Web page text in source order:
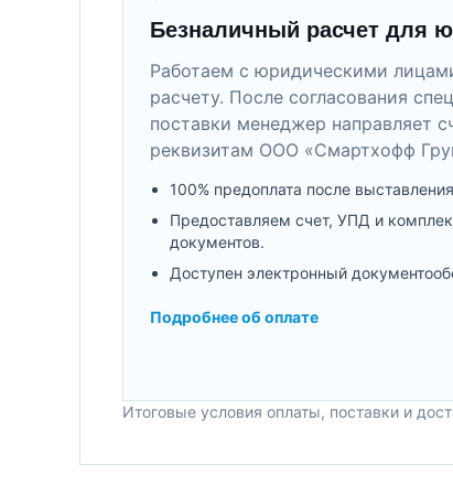
Безналичный расчет для
Работаем с юридическими
расчету. После согласования
поставки менеджер направляет
реквизитам ООО «Смартхофф
100% предоплата после
Предоставляем счет, УПД и
документов.
Доступен электронный
Подробнее об оплате
Итоговые условия оплаты, поставки и